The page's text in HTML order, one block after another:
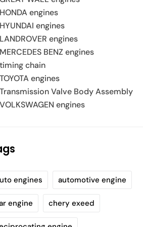
HONDA engines
HYUNDAI engines
LANDROVER engines
MERCEDES BENZ engines
timing chain
TOYOTA engines
Transmission Valve Body Assembly
VOLKSWAGEN engines
engines automotive engine
engine chery exeed